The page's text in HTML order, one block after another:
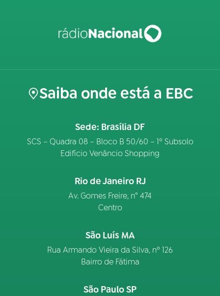
Saiba onde está a EBC
Sede: Brasília DF
SCS – Quadra 08 – Bloco B 50/60 – 1º Subsolo
Edifício Venâncio Shopping
Rio de Janeiro RJ
Av. Gomes Freire, n° 474
Centro
São Luís MA
Rua Armando Vieira da Silva, nº 126
Bairro de Fátima
São Paulo SP